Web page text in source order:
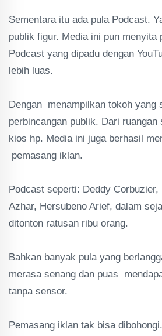
Sementara itu ada pula Podcast.
publik figur. Media ini pun menyita
Podcast yang dipadu dengan
lebih luas.
Dengan menampilkan tokoh yang
perbincangan publik. Dari ruangan
kios hp. Media ini juga berhasil
pemasang iklan.
Podcast seperti: Deddy
Azhar, Hersubeno Arief, dalam
ditonton ratusan ribu orang.
Bahkan banyak pula yang
merasa senang dan puas
tanpa sensor.
Pemasang iklan tak bisa